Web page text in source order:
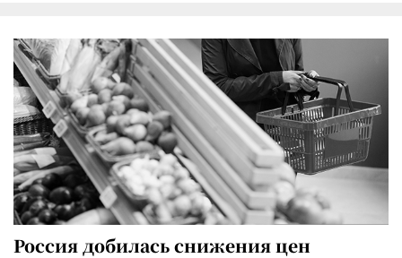
Россия добилась снижения цен